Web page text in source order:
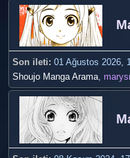
Son ileti: 01 Ağustos 2026,
Shoujo Manga Arama,